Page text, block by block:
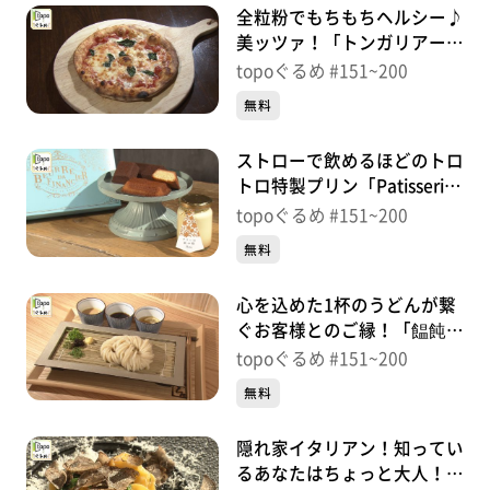
全粒粉でもちもちヘルシー♪
美ッツァ！「トンガリアーノ
ドゥーエ」（青葉区本町）＃
topoぐるめ #151~200
無料
ストローで飲めるほどのトロ
トロ特製プリン「Patisserie
En voisin」（若林区大和
topoぐるめ #151~200
無料
心を込めた1杯のうどんが繋
ぐお客様とのご縁！「饂飩家
En」（若林区大和町）＃
topoぐるめ #151~200
無料
隠れ家イタリアン！知ってい
るあなたはちょっと大人！？